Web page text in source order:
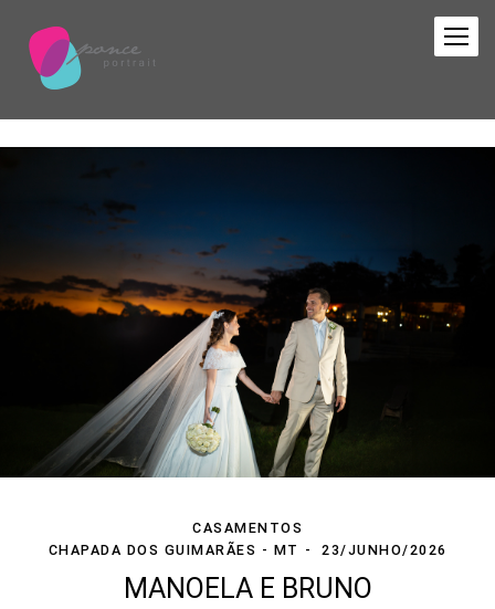
CASAMENTOS
CHAPADA DOS GUIMARÃES - MT
23/JUNHO/2026
MANOELA E BRUNO